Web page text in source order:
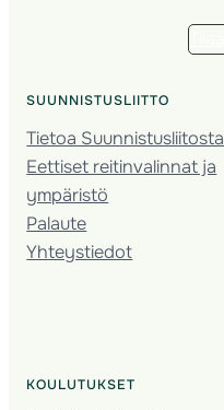
SUUNNISTUSLIITTO
Tietoa Suunnistusliitosta
Eettiset reitinvalinnat ja
ympäristö
Palaute
Yhteystiedot
KOULUTUKSET